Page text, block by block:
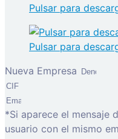
Pulsar para
Pulsar para
Nueva Empresa
*Si aparece el mensaje
usuario con el mismo